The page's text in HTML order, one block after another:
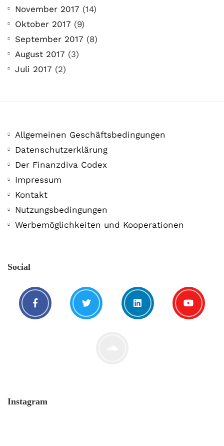
November 2017 (14)
Oktober 2017 (9)
September 2017 (8)
August 2017 (3)
Juli 2017 (2)
Allgemeinen Geschäftsbedingungen
Datenschutzerklärung
Der Finanzdiva Codex
Impressum
Kontakt
Nutzungsbedingungen
Werbemöglichkeiten und Kooperationen
Social
Instagram